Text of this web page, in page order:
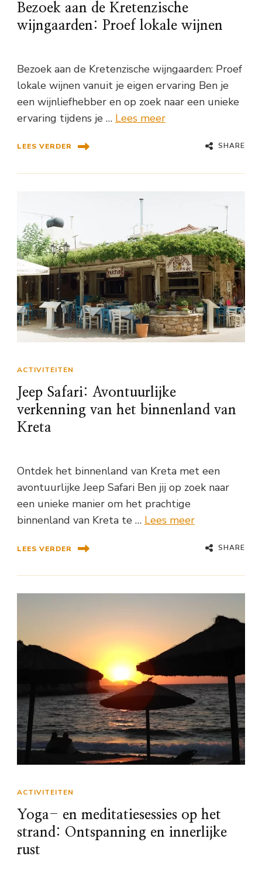
Bezoek aan de Kretenzische
wijngaarden: Proef lokale wijnen
Bezoek aan de Kretenzische wijngaarden: Proef
lokale wijnen vanuit je eigen ervaring Ben je
een wijnliefhebber en op zoek naar een unieke
ervaring tijdens je … Lees meer
LEES VERDER SHARE
ACTIVITEITEN
Jeep Safari: Avontuurlijke
verkenning van het binnenland van
Kreta
Ontdek het binnenland van Kreta met een
avontuurlijke Jeep Safari Ben jij op zoek naar
een unieke manier om het prachtige
binnenland van Kreta te … Lees meer
LEES VERDER SHARE
ACTIVITEITEN
Yoga- en meditatiesessies op het
strand: Ontspanning en innerlijke
rust